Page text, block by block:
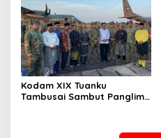
Penguatan Satuan
Kodam XIX Tuanku
Tambusai Sambut Panglima